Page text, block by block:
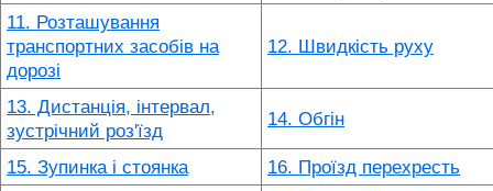
11. Розташування
транспортних засобів на
дорозі
12. Швидкість руху
13. Дистанція, інтервал,
зустрічний роз'їзд
14. Обгін
15. Зупинка і стоянка 16. Проїзд перехресть